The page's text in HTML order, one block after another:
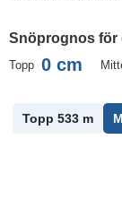
Snöprognos för
Topp 0 cm
Topp 533 m